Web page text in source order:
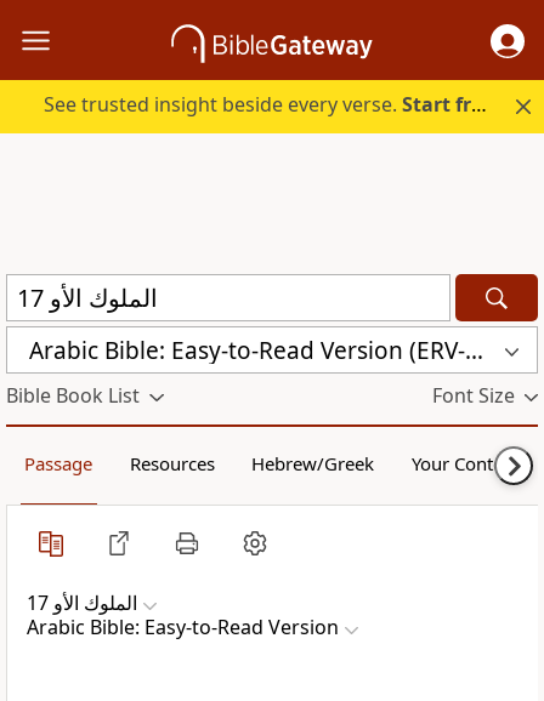
See trusted insight beside every verse.Start free.
Arabic Bible: Easy-to-Read Version (ERV-AR)
Bible Book List Font Size
Passage Resources Hebrew/Greek Your Content
ﺍﻟﻤﻠﻮﻙ ﺍﻷﻭ 17
Arabic Bible: Easy-to-Read Version